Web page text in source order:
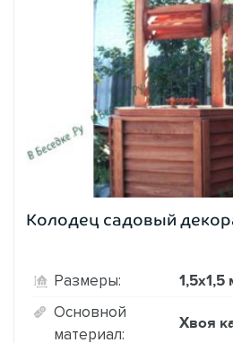
Колодец садовый
Размеры: 1,5х1,5
Основной
материал:
Хвоя